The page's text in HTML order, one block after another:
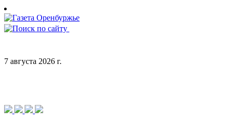
Skip
to
content
7 августа 2026 г.